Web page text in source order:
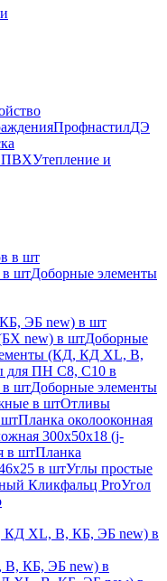
ПрофнастилДЭ
ПВХУтепление и
в шт
в штДоборные элементы
ЭБ new) в шт
new) в штДоборные
(КД, КД XL, В,
для ПН С8, С10 в
в штДоборные элементы
в штОтливы
штПланка околооконная
300х50х18 (j-
в штПланка
в штУглы простые
Кликфальц ProУгол
КД XL, В, КБ, ЭБ new) в
КБ, ЭБ new) в